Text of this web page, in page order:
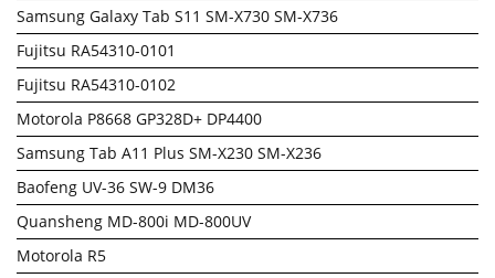
Samsung Galaxy Tab S11 SM-X730 SM-X736
Fujitsu RA54310-0101
Fujitsu RA54310-0102
Motorola P8668 GP328D+ DP4400
Samsung Tab A11 Plus SM-X230 SM-X236
Baofeng UV-36 SW-9 DM36
Quansheng MD-800i MD-800UV
Motorola R5